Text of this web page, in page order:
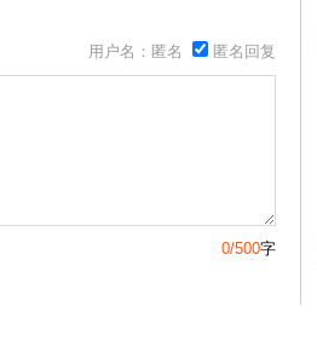
用户名：匿名 匿名回复
0/500字